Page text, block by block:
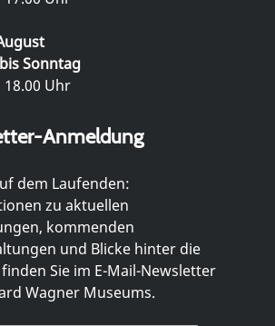
Sonntag
18.00 Uhr
Anmeldung
dem Laufenden:
zu aktuellen
kommenden
und Blicke hinter die
Sie im E-Mail-Newsletter
Wagner Museums.